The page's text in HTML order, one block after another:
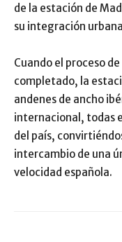
de la estación de
su integración
Cuando el proceso
completado, la
andenes de ancho
internacional, todas
del país,
intercambio de una
velocidad española.